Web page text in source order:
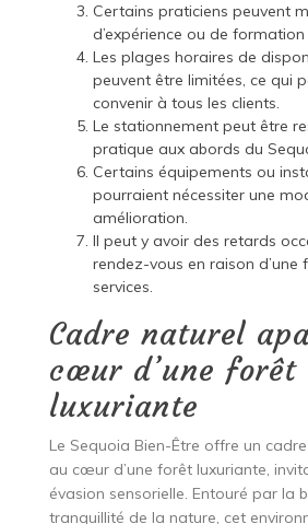
Certains praticiens peuvent
d’expérience ou de
Les plages horaires de
peuvent être limitées, ce qui
convenir à tous les clients.
Le stationnement peut être
pratique aux abords du
Certains équipements ou
pourraient nécessiter une
amélioration.
Il peut y avoir des retards
rendez-vous en raison
services.
Cadre naturel
cœur d’une forêt
luxuriante
Le Sequoia Bien-Être offre un
au cœur d’une forêt luxuriante,
évasion sensorielle. Entouré par la
tranquillité de la nature, cet